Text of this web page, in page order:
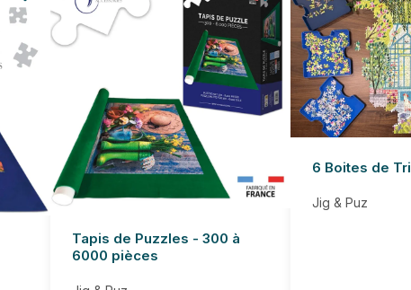
Tapis de Puzzles - 300 à
6000 pièces
6 Boites de Tri
Jig & Puz